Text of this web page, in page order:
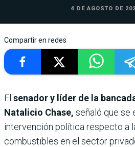
4 DE AGOSTO DE
Compartir en redes
El senador y líder de la
Natalicio Chase, señaló que se
intervención política respecto a
combustibles en el sector